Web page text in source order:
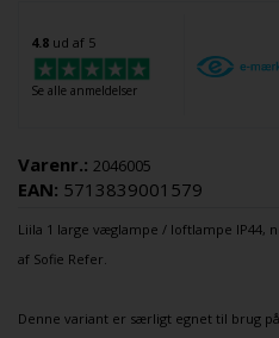
4.8 ud af 5
Se alle anmeldelser
Varenr.: 2046005
EAN: 5713839001579
Liila 1 large væglampe / loftlampe IP44,
af Sofie Refer.
Denne variant er særligt egnet til brug på